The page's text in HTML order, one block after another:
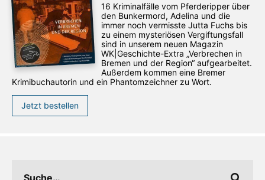
16 Kriminalfälle vom Pferderipper über
den Bunkermord, Adelina und die
immer noch vermisste Jutta Fuchs bis
zu einem mysteriösen Vergiftungsfall
sind in unserem neuen Magazin
WK|Geschichte-Extra „Verbrechen in
Bremen und der Region“ aufgearbeitet.
Außerdem kommen eine Bremer
Krimibuchautorin und ein Phantomzeichner zu Wort.
Jetzt bestellen